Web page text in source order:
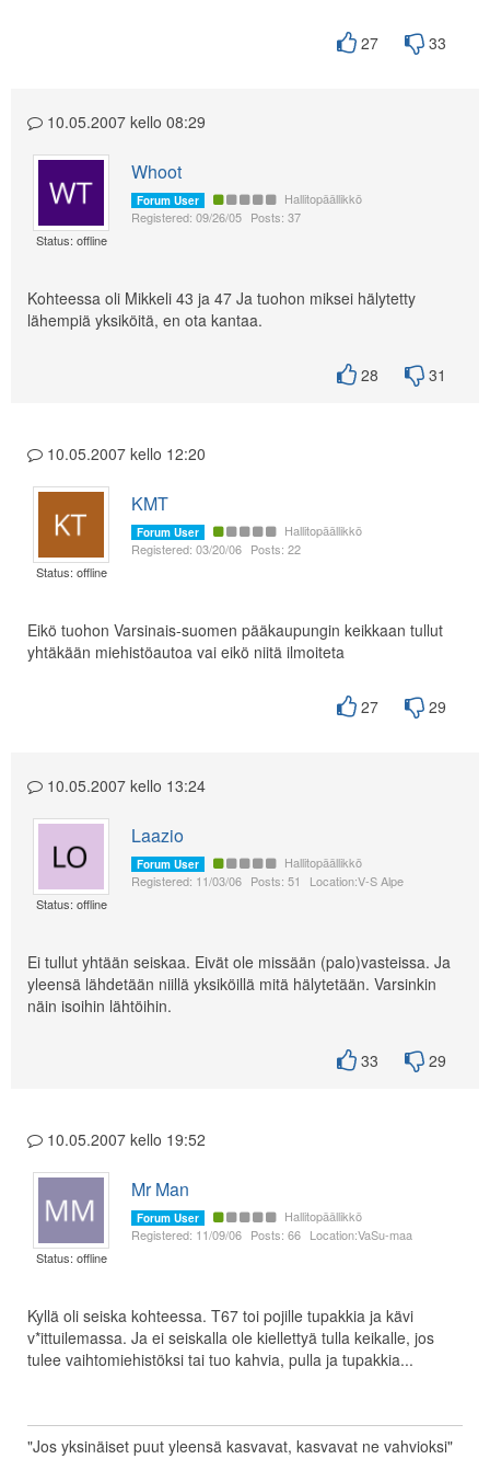
27 33
10.05.2007 kello 08:29
Status: offline
Whoot
Forum User
Hallitopäällikkö
Registered: 09/26/05 Posts: 37
Kohteessa oli Mikkeli 43 ja 47 Ja tuohon miksei hälytetty
lähempiä yksiköitä, en ota kantaa.
28 31
10.05.2007 kello 12:20
Status: offline
KMT
Forum User
Hallitopäällikkö
Registered: 03/20/06 Posts: 22
Eikö tuohon Varsinais-suomen pääkaupungin keikkaan tullut
yhtäkään miehistöautoa vai eikö niitä ilmoiteta
27 29
10.05.2007 kello 13:24
Status: offline
Laazio
Forum User
Hallitopäällikkö
Registered: 11/03/06 Posts: 51 Location:V-S Alpe
Ei tullut yhtään seiskaa. Eivät ole missään (palo)vasteissa. Ja
yleensä lähdetään niillä yksiköillä mitä hälytetään. Varsinkin
näin isoihin lähtöihin.
33 29
10.05.2007 kello 19:52
Status: offline
Mr Man
Forum User
Hallitopäällikkö
Registered: 11/09/06 Posts: 66 Location:VaSu-maa
Kyllä oli seiska kohteessa. T67 toi pojille tupakkia ja kävi
v*ittuilemassa. Ja ei seiskalla ole kiellettyä tulla keikalle, jos
tulee vaihtomiehistöksi tai tuo kahvia, pulla ja tupakkia...
"Jos yksinäiset puut yleensä kasvavat, kasvavat ne vahvioksi"